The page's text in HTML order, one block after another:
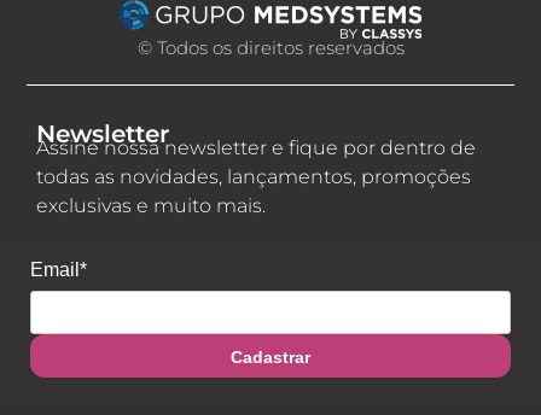
© Todos os direitos reservados
Newsletter
Assine nossa newsletter e fique por dentro de
todas as novidades, lançamentos, promoções
exclusivas e muito mais.
Email*
Cadastrar